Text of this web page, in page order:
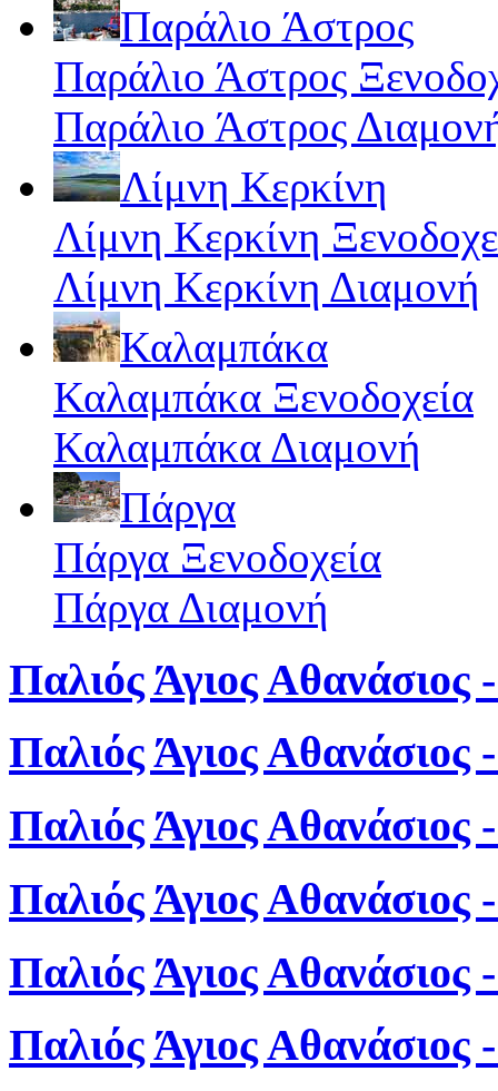
Παράλιο Άστρος
Παράλιο Άστρος
Παράλιο Άστρος
Λίμνη Κερκίνη
Λίμνη Κερκίνη
Λίμνη Κερκίνη Διαμονή
Καλαμπάκα
Καλαμπάκα Ξενοδοχεία
Καλαμπάκα Διαμονή
Πάργα
Πάργα Ξενοδοχεία
Πάργα Διαμονή
Παλιός Άγιος Αθανάσιος
Παλιός Άγιος Αθανάσιος
Παλιός Άγιος Αθανάσιος
Παλιός Άγιος Αθανάσιος
Παλιός Άγιος Αθανάσιος
Παλιός Άγιος Αθανάσιος